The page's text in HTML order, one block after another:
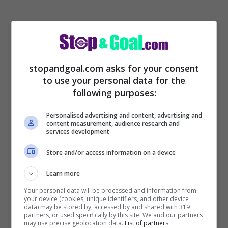
La causa che ha scatenato l’addio di
Sabatini dalla Salernitana è il rinnovo di
contratto del centrocampista Lassana
Il dirigente, infatti, aveva
trovato l’intesa con l’agente del giocatore
per il prolungamento. Nell’accordo era
previsto al procuratore una commissione
da oltre un milione di euro. A quel punto è
intervenuto il presidente Iervolino che ha
bloccato tutto.Una lite notturna su
whatsapp tra Sabatini e Iervolino ha
stopandgoal.com asks for your consent
to use your personal data for the
following purposes:
Personalised advertising and content, advertising and
content measurement, audience research and
services development
Store and/or access information on a device
Learn more
Your personal data will be processed and information from
your device (cookies, unique identifiers, and other device
data) may be stored by, accessed by and shared with 319
partners, or used specifically by this site. We and our partners
may use precise geolocation data. List of partners.